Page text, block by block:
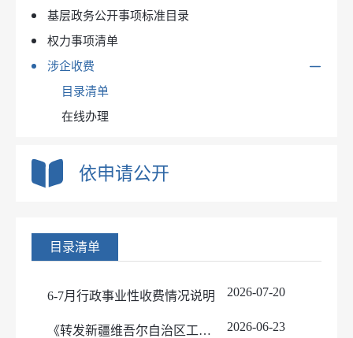
基层政务公开事项标准目录
权力事项清单
涉企收费
目录清单
在线办理
依申请公开
目录清单
6-7月行政事业性收费情况说明 2026-07-20
《转发新疆维吾尔自治区工业和信息化厅 新疆维吾尔自治区财政厅关于发布<新疆维吾尔自治区部门涉企保证金目录清单（2025年版）>的公告》 2026-06-23